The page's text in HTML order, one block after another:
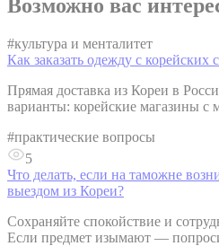
Возможно вас
#культура и менталитет
Как заказать одежду с корейских
Прямая доставка из Кореи в
варианты: корейские магазины с
#практические вопросы
5
Что делать, если на таможне
выездом из Кореи?
Сохраняйте спокойствие и
Если предмет изымают —